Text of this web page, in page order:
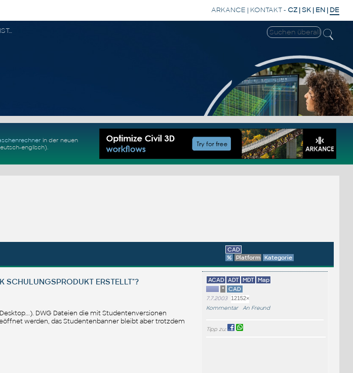
ARKANCE | KONTAKT- CZ |SK | EN | DE
CAD FORUM - TIPPS & TRICKS | UTILITIES | DISKUSSION | BLÖCKE | SUPPORT | HILFE & ASSISTANCE
in der neuen
englisch).
CAD
%
Platform Kategorie
ERSTELLT"?
DWG Dateien die mit Studentenversionen
werden, das Studentenbanner bleibt aber trotzdem
ACAD ADT MDT Map
*
CAD
7.7.2003 12152×
Kommentar An Freund
Tipp zu: